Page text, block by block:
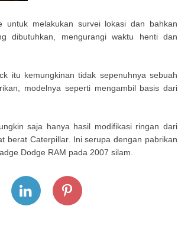
untuk melakukan survei lokasi dan bahkan
dibutuhkan, mengurangi waktu henti dan
itu kemungkinan tidak sepenuhnya sebuah
modelnya seperti mengambil basis dari
saja hanya hasil modifikasi ringan dari
berat Caterpillar. Ini serupa dengan pabrikan
Dodge RAM pada 2007 silam.